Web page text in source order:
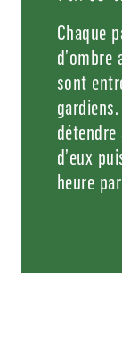
Chaque
d’ombre
sont
d’eux
heure